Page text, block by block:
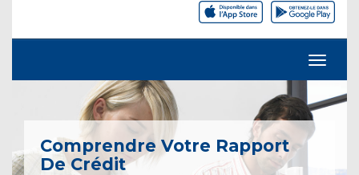
Comprendre Votre Rapport
De Crédit